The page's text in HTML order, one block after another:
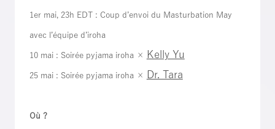
1er mai, 23h EDT : Coup d’envoi du Masturbation May
avec l’équipe d’iroha
10 mai : Soirée pyjama iroha × Kelly Yu
25 mai : Soirée pyjama iroha × Dr. Tara
Où ?